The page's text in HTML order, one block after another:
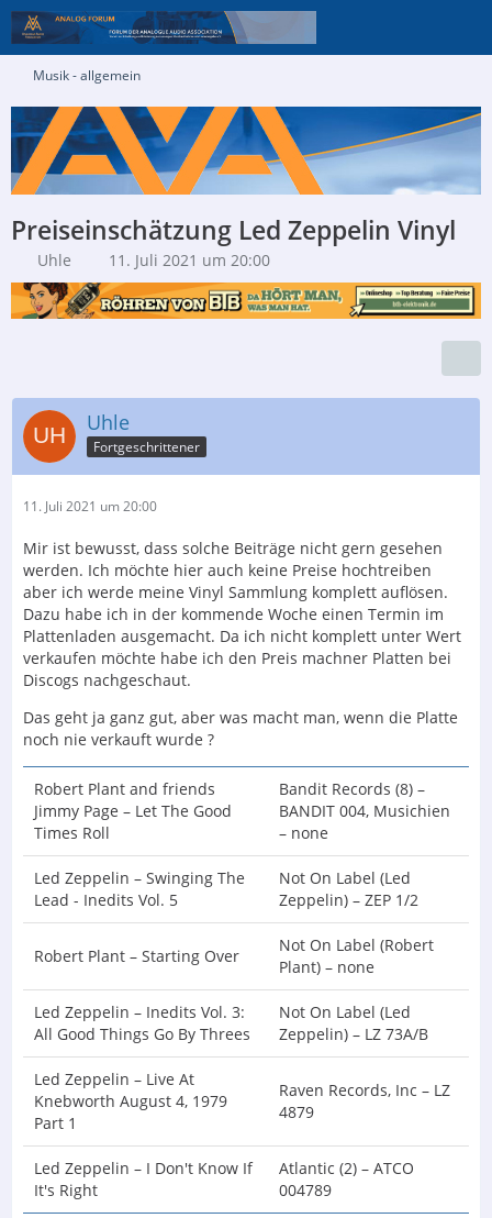
Musik - allgemein
Preiseinschätzung Led Zeppelin Vinyl
Uhle 11. Juli 2021 um 20:00
Uhle
Fortgeschrittener
11. Juli 2021 um 20:00
Mir ist bewusst, dass solche Beiträge nicht gern gesehen
werden. Ich möchte hier auch keine Preise hochtreiben
aber ich werde meine Vinyl Sammlung komplett auflösen.
Dazu habe ich in der kommende Woche einen Termin im
Plattenladen ausgemacht. Da ich nicht komplett unter Wert
verkaufen möchte habe ich den Preis machner Platten bei
Discogs nachgeschaut.
Das geht ja ganz gut, aber was macht man, wenn die Platte
noch nie verkauft wurde ?
Robert Plant and friends
Jimmy Page – Let The Good
Times Roll
Bandit Records (8) –
BANDIT 004, Musichien
– none
Led Zeppelin – Swinging The
Lead - Inedits Vol. 5
Not On Label (Led
Zeppelin) – ZEP 1/2
Robert Plant – Starting Over
Not On Label (Robert
Plant) – none
Led Zeppelin – Inedits Vol. 3:
All Good Things Go By Threes
Not On Label (Led
Zeppelin) – LZ 73A/B
Led Zeppelin – Live At
Knebworth August 4, 1979
Part 1
Raven Records, Inc – LZ
4879
Led Zeppelin – I Don't Know If
It's Right
Atlantic (2) – ATCO
004789